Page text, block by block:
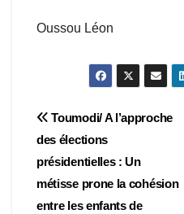
Oussou Léon
Navigation
de
l’article
Toumodi/ A l’approche
des élections
présidentielles : Un
métisse prone la cohésion
entre les enfants de